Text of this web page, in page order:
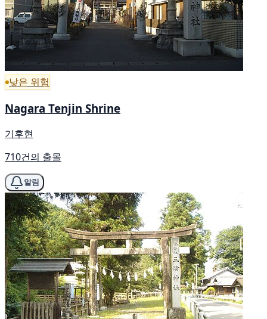
낮은 위험
Nagara Tenjin Shrine
기후현
710건의 출몰
알림